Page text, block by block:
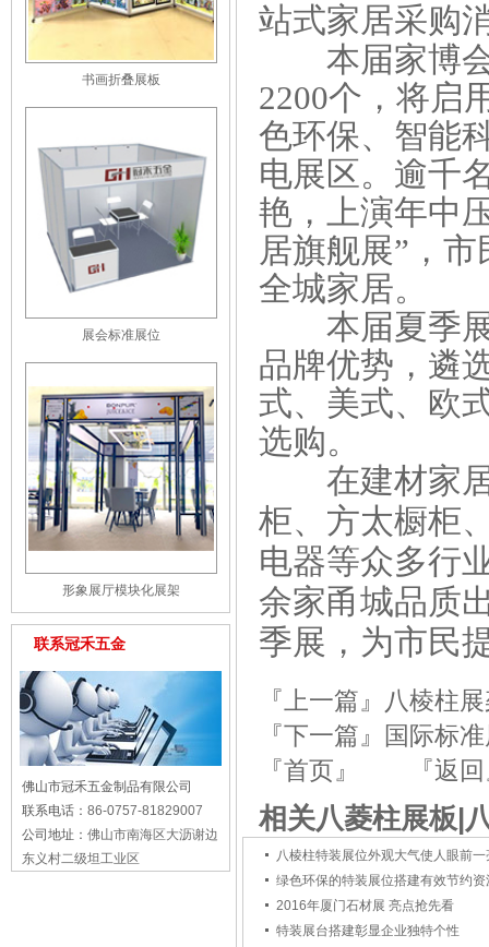
站式家居采购
本届家博会
2200个，将启
色环保、智能
电展区。逾千
艳，上演年中
居旗舰展”，
全城家居。
本届夏季展
品牌优势，遴
式、美式、欧
选购。
在建材家居
柜、方太橱柜
电器等众多行
余家甬城品质
季展，为市民
『上一篇』
八棱柱
『下一篇』
国际标
『首页』
『返
相关八菱柱展板|
八棱柱特装展位外观大气使人眼前一
绿色环保的特装展位搭建有效节约资
2016年厦门石材展 亮点抢先看
特装展台搭建彰显企业独特个性
书画折叠展板
展会标准展位
形象展厅模块化展架
联系冠禾五金
佛山市冠禾五金制品有限公司
联系电话： 86-0757-81829007
公司地址： 佛山市南海区大沥谢边
东义村二级坦工业区